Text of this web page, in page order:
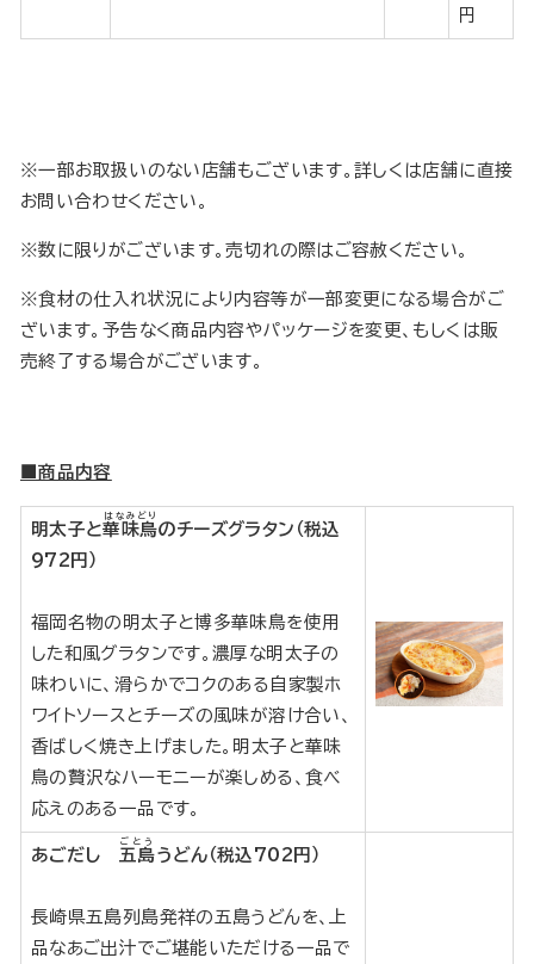
円
※一部お取扱いのない店舗もございます。詳しくは店舗に直接
お問い合わせください。
※数に限りがございます。売切れの際はご容赦ください。
※食材の仕入れ状況により内容等が一部変更になる場合がご
ざいます。予告なく商品内容やパッケージを変更、もしくは販
売終了する場合がございます。
■商品内容
明太子と華味鳥
はなみどり
のチーズグラタン（税込
972円）
福岡名物の明太子と博多華味鳥を使用
した和風グラタンです。濃厚な明太子の
味わいに、滑らかでコクのある自家製ホ
ワイトソースとチーズの風味が溶け合い、
香ばしく焼き上げました。明太子と華味
鳥の贅沢なハーモニーが楽しめる、食べ
応えのある一品です。
あごだし 五島
ごとう
うどん（税込702円）
長崎県五島列島発祥の五島うどんを、上
品なあご出汁でご堪能いただける一品で